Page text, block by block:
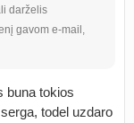
darželis
gavom e-mail,
buna tokios
todel uzdaro